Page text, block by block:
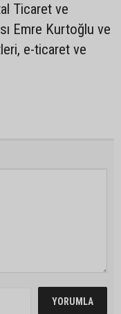
Ticaret ve
Emre Kurtoğlu ve
e-ticaret ve